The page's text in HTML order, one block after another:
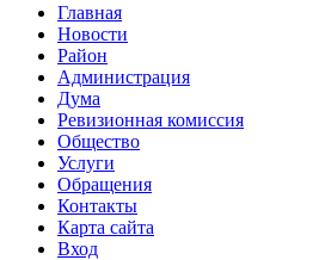
Главная
Новости
Район
Администрация
Дума
Ревизионная комиссия
Общество
Услуги
Обращения
Контакты
Карта сайта
Вход